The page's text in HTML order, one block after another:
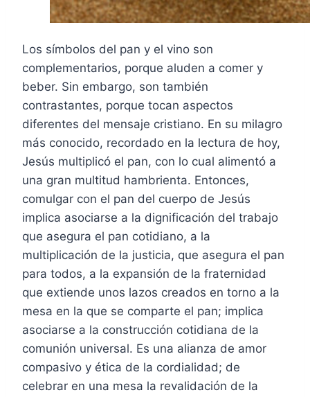
Los símbolos del pan y el vino son
complementarios, porque aluden a comer y
beber. Sin embargo, son también
contrastantes, porque tocan aspectos
diferentes del mensaje cristiano. En su milagro
más conocido, recordado en la lectura de hoy,
Jesús multiplicó el pan, con lo cual alimentó a
una gran multitud hambrienta. Entonces,
comulgar con el pan del cuerpo de Jesús
implica asociarse a la dignificación del trabajo
que asegura el pan cotidiano, a la
multiplicación de la justicia, que asegura el pan
para todos, a la expansión de la fraternidad
que extiende unos lazos creados en torno a la
mesa en la que se comparte el pan; implica
asociarse a la construcción cotidiana de la
comunión universal. Es una alianza de amor
compasivo y ética de la cordialidad; de
celebrar en una mesa la revalidación de la